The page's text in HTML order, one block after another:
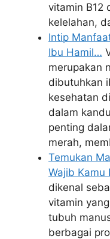
vitamin B12
kelelahan,
Intip
Ibu Hamil…
merupakan
dibutuhkan
kesehatan
dalam
penting
merah,
Temukan
Wajib Kamu
dikenal
vitamin
tubuh
berbagai